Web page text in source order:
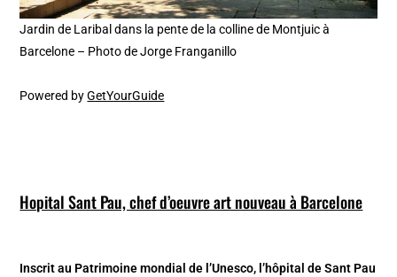
Jardin de Laribal dans la pente de la colline de Montjuic à
Barcelone – Photo de Jorge Franganillo
Powered byGetYourGuide
Hopital Sant Pau, chef d’oeuvre art nouveau à Barcelone
Inscrit au Patrimoine mondial de l’Unesco, l’hôpital de Sant Pau